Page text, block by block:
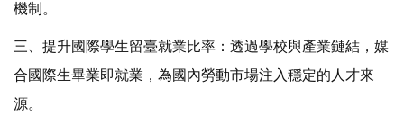
機制。
三、提升國際學生留臺就業比率：透過學校與產業鏈結，媒
合國際生畢業即就業，為國內勞動市場注入穩定的人才來
源。